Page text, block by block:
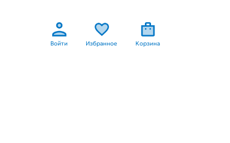
Войти Избранное Корзина